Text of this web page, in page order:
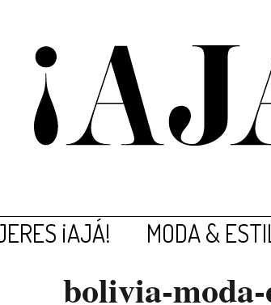
¡AJÁ! MODA &
bolivia-